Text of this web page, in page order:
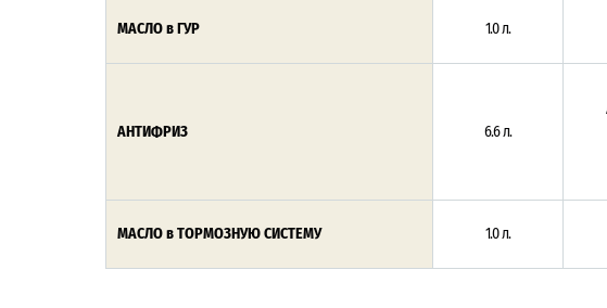
МАСЛО в ГУР 1.0 л.
АНТИФРИЗ 6.6 л.
МАСЛО в ТОРМОЗНУЮ СИСТЕМУ 1.0 л.